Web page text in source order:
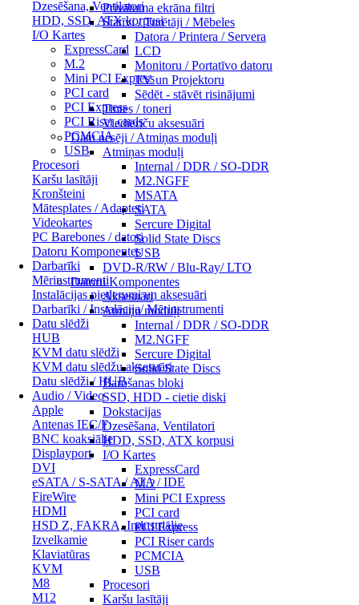
Dzesēšana, Ventilatori
HDD, SSD, ATX korpusi
I/O Kartes
ExpressCard
M.2
Mini PCI Express
PCI card
PCI Express
PCI Riser cards
PCMCIA
USB
Procesori
Karšu lasītāji
Kronšteini
Mātesplates / Adapteri
Videokartes
PC Barebones / datori
Datoru Komponentes
Darbarīki
Mērinstrumenti
Instalācijas piederumi un aksesuāri
Darbarīki / Instalācija/ Mērinstrumenti
Datu slēdži
HUB
KVM datu slēdži
KVM datu slēdžu aksesuāri
Datu slēdži / HUB
Audio / Video
Apple
Antenas IEC/F
BNC koaksiālie
Displayport
DVI
eSATA / S-SATA / ATA / IDE
FireWire
HDMI
HSD Z, FAKRA, Industriālie
Izvelkamie
Klaviatūras
KVM
M8
M12
Privātuma ekrāna filtri
Statīvi / Turētāji / Mēbeles
Datora / Printera / Servera
LCD
Monitoru / Portatīvo datoru
TV un Projektoru
Sēdēt - stāvēt risinājumi
Tintes / toneri
Viedierīču aksesuāri
Datu nesēji / Atmiņas moduļi
Atmiņas moduļi
Internal / DDR / SO-DDR
M2.NGFF
MSATA
SATA
Sercure Digital
Solid State Discs
USB
DVD-R/RW / Blu-Ray/ LTO
Datoru Komponentes
Aksesuāri
Atmiņu moduļi
Internal / DDR / SO-DDR
M2.NGFF
Sercure Digital
Solid State Discs
Barošanas bloki
SSD, HDD - cietie diski
Dokstacijas
Dzesēšana, Ventilatori
HDD, SSD, ATX korpusi
I/O Kartes
ExpressCard
M.2
Mini PCI Express
PCI card
PCI Express
PCI Riser cards
PCMCIA
USB
Procesori
Karšu lasītāji